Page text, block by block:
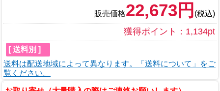
販売価格22,673円 (税込)
獲得ポイント：1,134pt
[ 送料別 ]
送料は配送地域によって異なります。「送料について」をご
覧ください。